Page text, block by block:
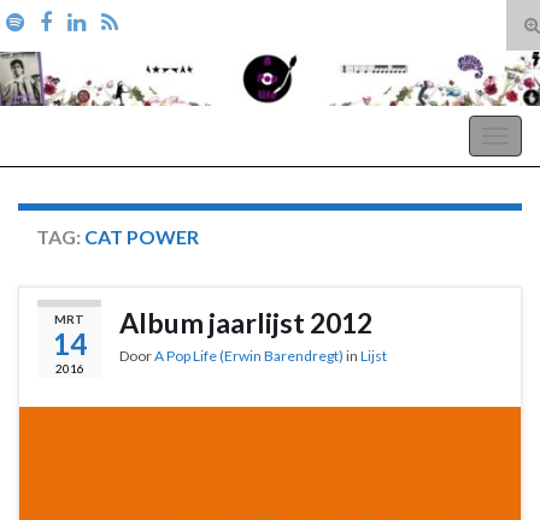
Search for:
TAG: CAT POWER
MRT
14
2016
Album jaarlijst 2012
DoorA Pop Life (Erwin Barendregt) in Lijst